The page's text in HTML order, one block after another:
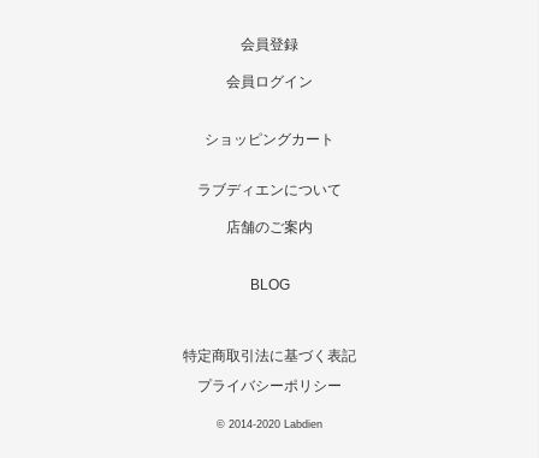
会員登録
会員ログイン
ショッピングカート
ラブディエンについて
店舗のご案内
BLOG
特定商取引法に基づく表記
プライバシーポリシー
© 2014-2020 Labdien